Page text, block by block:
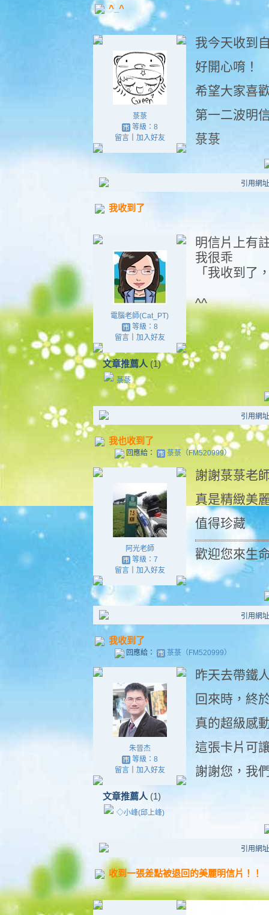
^_^
菉菉
等級：8
留言｜ 加入好友
我今天收到
好開心唷！
希望大家喜
第一二波明
菉菉
引用網
我收到了
電腦老師(Cat_PT)
等級：8
留言｜ 加入好友
文章推薦人 (1)
菉菉
明信片上有
我很乖
「我收到了
^^
引用網
我也收到了
回應給： 菉菉（FM520999）
阿光老師
等級：7
留言｜ 加入好友
謝謝菉菉老
真是精緻美
值得珍藏
歡迎您來生
引用網
我收到了
回應給： 菉菉（FM520999）
朱晉杰
等級：8
留言｜ 加入好友
文章推薦人 (1)
◇小峰(邱上峰)
昨天去帶鐵
回來時，終
真的超級感
這張卡片可
謝謝您，我
引用網
收到一張差點被退回的美麗明信片！！